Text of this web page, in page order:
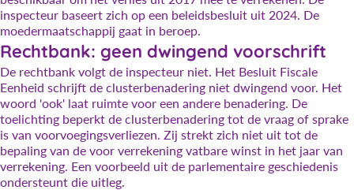
inspecteur baseert zich op een beleidsbesluit uit 2024. De
moedermaatschappij gaat in beroep.
Rechtbank: geen dwingend voorschrift
De rechtbank volgt de inspecteur niet. Het Besluit Fiscale
Eenheid schrijft de clusterbenadering niet dwingend voor. Het
woord 'ook' laat ruimte voor een andere benadering. De
toelichting beperkt de clusterbenadering tot de vraag of sprake
is van voorvoegingsverliezen. Zij strekt zich niet uit tot de
bepaling van de voor verrekening vatbare winst in het jaar van
verrekening. Een voorbeeld uit de parlementaire geschiedenis
ondersteunt die uitleg.